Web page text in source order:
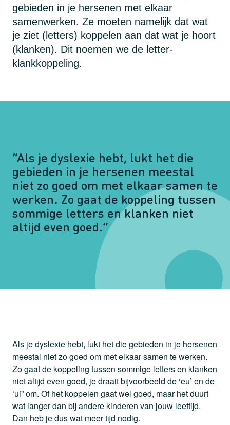
gebieden in je hersenen met elkaar
samenwerken. Ze moeten namelijk dat wat
je ziet (letters) koppelen aan dat wat je hoort
(klanken). Dit noemen we de letter-
klankkoppeling.
“Als je dyslexie hebt, lukt het die
gebieden in je hersenen meestal
niet zo goed om met elkaar samen te
werken. Zo gaat de koppeling tussen
sommige letters en klanken niet
altijd even goed.”
Als je dyslexie hebt, lukt het die gebieden in je hersenen
meestal niet zo goed om met elkaar samen te werken.
Zo gaat de koppeling tussen sommige letters en klanken
niet altijd even goed, je draait bijvoorbeeld de ‘eu’ en de
‘ui” om. Of het koppelen gaat wel goed, maar het duurt
wat langer dan bij andere kinderen van jouw leeftijd.
Dan heb je dus wat meer tijd nodig.